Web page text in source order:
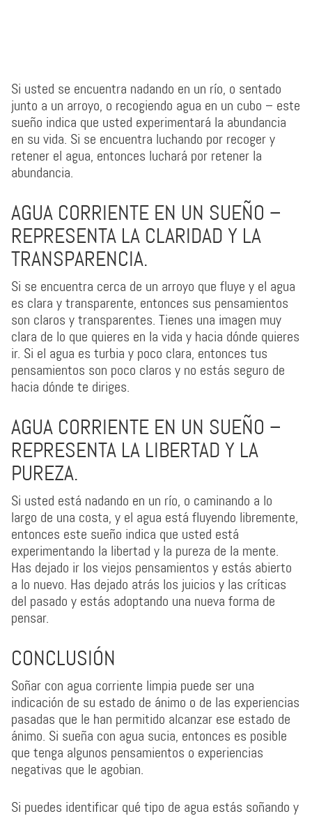
Si usted se encuentra nadando en un río, o sentado
junto a un arroyo, o recogiendo agua en un cubo – este
sueño indica que usted experimentará la abundancia
en su vida. Si se encuentra luchando por recoger y
retener el agua, entonces luchará por retener la
abundancia.
AGUA CORRIENTE EN UN SUEÑO –
REPRESENTA LA CLARIDAD Y LA
TRANSPARENCIA.
Si se encuentra cerca de un arroyo que fluye y el agua
es clara y transparente, entonces sus pensamientos
son claros y transparentes. Tienes una imagen muy
clara de lo que quieres en la vida y hacia dónde quieres
ir. Si el agua es turbia y poco clara, entonces tus
pensamientos son poco claros y no estás seguro de
hacia dónde te diriges.
AGUA CORRIENTE EN UN SUEÑO –
REPRESENTA LA LIBERTAD Y LA
PUREZA.
Si usted está nadando en un río, o caminando a lo
largo de una costa, y el agua está fluyendo libremente,
entonces este sueño indica que usted está
experimentando la libertad y la pureza de la mente.
Has dejado ir los viejos pensamientos y estás abierto
a lo nuevo. Has dejado atrás los juicios y las críticas
del pasado y estás adoptando una nueva forma de
pensar.
CONCLUSIÓN
Soñar con agua corriente limpia puede ser una
indicación de su estado de ánimo o de las experiencias
pasadas que le han permitido alcanzar ese estado de
ánimo. Si sueña con agua sucia, entonces es posible
que tenga algunos pensamientos o experiencias
negativas que le agobian.
Si puedes identificar qué tipo de agua estás soñando y